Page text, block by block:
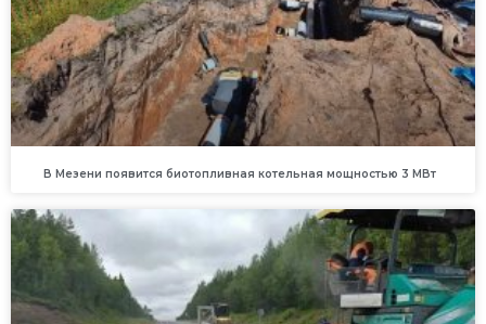
В Мезени появится биотопливная котельная мощностью 3 МВт